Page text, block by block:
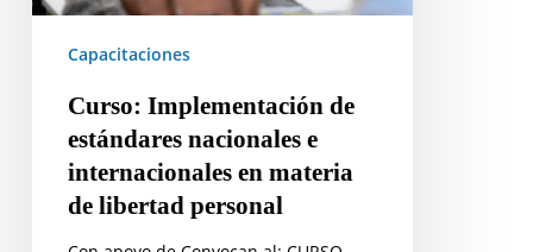
materia
personal
Capacitaciones
Curso: Implementación de
estándares nacionales e
internacionales en materia
de libertad personal